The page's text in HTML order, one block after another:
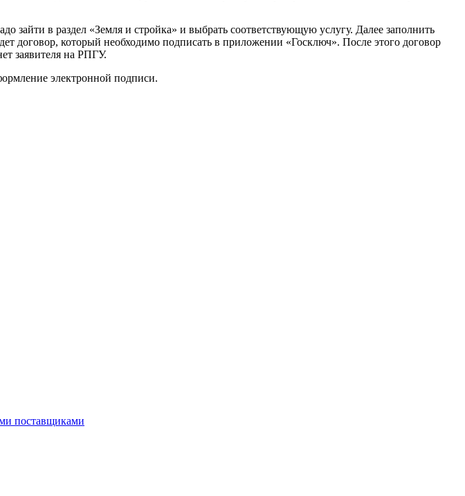
зайти в раздел «Земля и стройка» и выбрать соответствующую услугу. Далее заполнить
договор, который необходимо подписать в приложении «Госключ». После этого договор
заявителя на РПГУ.
электронной подписи.
поставщиками